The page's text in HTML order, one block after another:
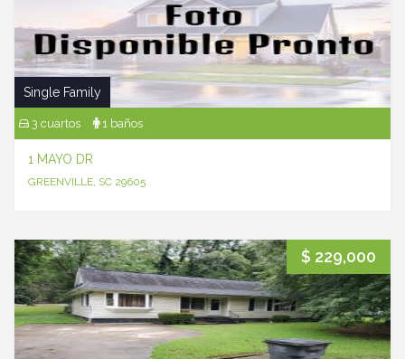
Single Family
3 cuartos 1 baños
1 MAYO DR
GREENVILLE, SC 29605
$ 229,000